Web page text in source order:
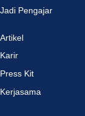
Jadi Pengajar
Artikel
Karir
Press Kit
Kerjasama